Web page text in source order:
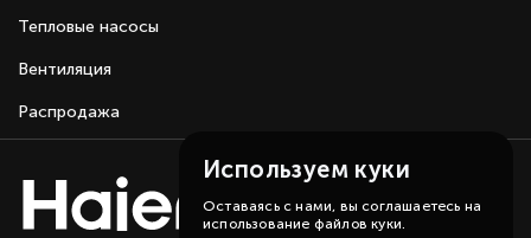
Тепловые насосы
Вентиляция
Распродажа
Используем куки
Оставаясь с нами, вы соглашаетесь на
использование файлов куки.